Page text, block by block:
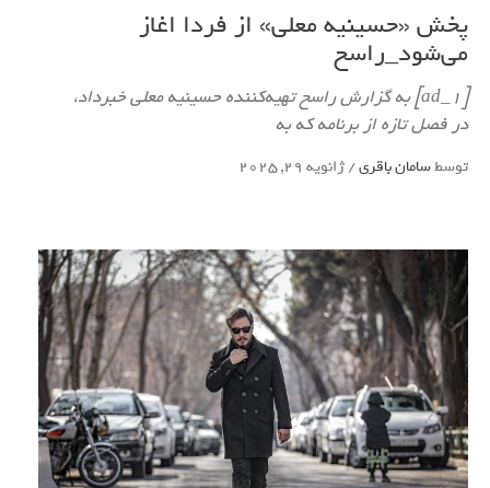
پخش «حسینیه معلی» از فردا اغاز
می‌شود_راسخ
[ad_1] به گزارش راسخ تهیه‌کننده حسینیه معلی خبرداد،
در فصل تازه از برنامه که به
توسطسامان باقری/ژانویه 29, 2025